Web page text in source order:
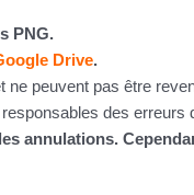
PNG.
Drive.
peuvent pas être
des erreurs
annulations.